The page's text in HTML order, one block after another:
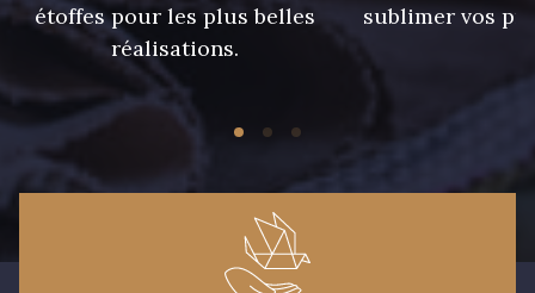
étoffes pour les plus belles
réalisations.
sublimer vos